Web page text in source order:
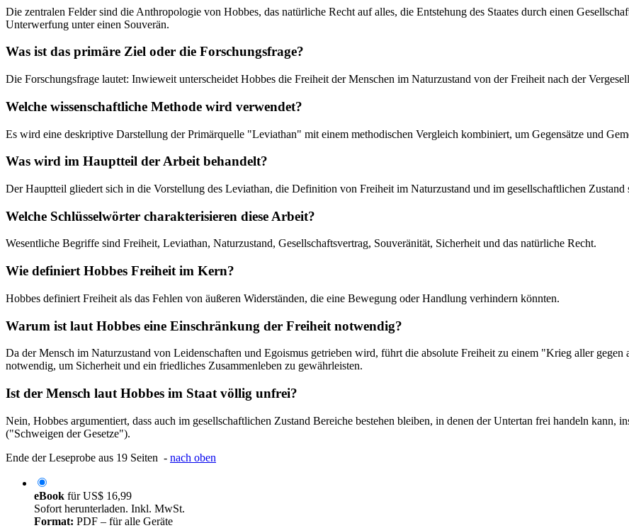
Die zentralen Felder sind die Anthropologie von Hobbes, das natürliche Recht auf alles, die Entstehung des Staates durch einen
Unterwerfung unter einen Souverän.
Was ist das primäre Ziel oder die Forschungsfrage?
Die Forschungsfrage lautet: Inwieweit unterscheidet Hobbes die Freiheit der Menschen im Naturzustand von der Freiheit nach der
Welche wissenschaftliche Methode wird verwendet?
Es wird eine deskriptive Darstellung der Primärquelle "Leviathan" mit einem methodischen Vergleich kombiniert, um Gegensätze und
Was wird im Hauptteil der Arbeit behandelt?
Der Hauptteil gliedert sich in die Vorstellung des Leviathan, die Definition von Freiheit im Naturzustand und im gesellschaftlichen
Welche Schlüsselwörter charakterisieren diese Arbeit?
Wesentliche Begriffe sind Freiheit, Leviathan, Naturzustand, Gesellschaftsvertrag, Souveränität, Sicherheit und das natürliche Recht.
Wie definiert Hobbes Freiheit im Kern?
Hobbes definiert Freiheit als das Fehlen von äußeren Widerständen, die eine Bewegung oder Handlung verhindern könnten.
Warum ist laut Hobbes eine Einschränkung der Freiheit notwendig?
Da der Mensch im Naturzustand von Leidenschaften und Egoismus getrieben wird, führt die absolute Freiheit zu einem "Krieg aller
notwendig, um Sicherheit und ein friedliches Zusammenleben zu gewährleisten.
Ist der Mensch laut Hobbes im Staat völlig unfrei?
Nein, Hobbes argumentiert, dass auch im gesellschaftlichen Zustand Bereiche bestehen bleiben, in denen der Untertan frei handeln kann,
("Schweigen der Gesetze").
Ende der Leseprobe aus 19 Seiten - nach oben
eBook fürUS$ 16,99
Sofort herunterladen. Inkl. MwSt.
Format: PDF – für alle Geräte